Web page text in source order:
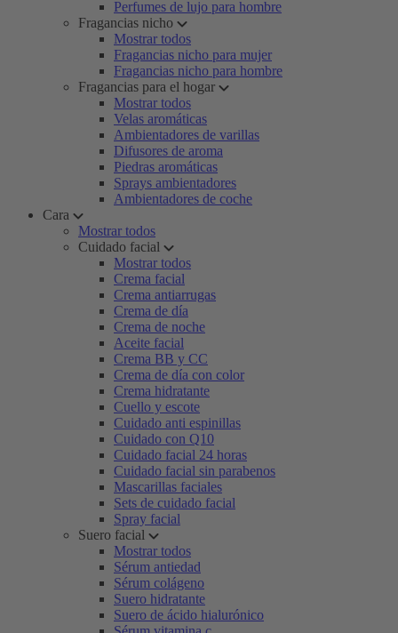
Perfumes de lujo para hombre
Fragancias nicho
Mostrar todos
Fragancias nicho para mujer
Fragancias nicho para hombre
Fragancias para el hogar
Mostrar todos
Velas aromáticas
Ambientadores de varillas
Difusores de aroma
Piedras aromáticas
Sprays ambientadores
Ambientadores de coche
Cara
Mostrar todos
Cuidado facial
Mostrar todos
Crema facial
Crema antiarrugas
Crema de día
Crema de noche
Aceite facial
Crema BB y CC
Crema de día con color
Crema hidratante
Cuello y escote
Cuidado anti espinillas
Cuidado con Q10
Cuidado facial 24 horas
Cuidado facial sin parabenos
Mascarillas faciales
Sets de cuidado facial
Spray facial
Suero facial
Mostrar todos
Sérum antiedad
Sérum colágeno
Suero hidratante
Suero de ácido hialurónico